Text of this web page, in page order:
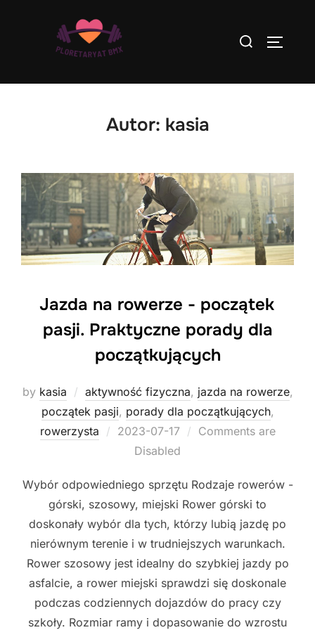
Search
Autor: kasia
Jazda na rowerze - początek
pasji. Praktyczne porady dla
początkujących
by kasia aktywność fizyczna, jazda na rowerze,
początek pasji, porady dla początkujących,
rowerzysta
Posted
2023-07-17
Comments are
Disabled
Wybór odpowiedniego sprzętu Rodzaje rowerów -
górski, szosowy, miejski Rower górski to
doskonały wybór dla tych, którzy lubią jazdę po
nierównym terenie i w trudniejszych warunkach.
Rower szosowy jest idealny do szybkiej jazdy po
asfalcie, a rower miejski sprawdzi się doskonale
podczas codziennych dojazdów do pracy czy
szkoły. Rozmiar ramy i dopasowanie do wzrostu